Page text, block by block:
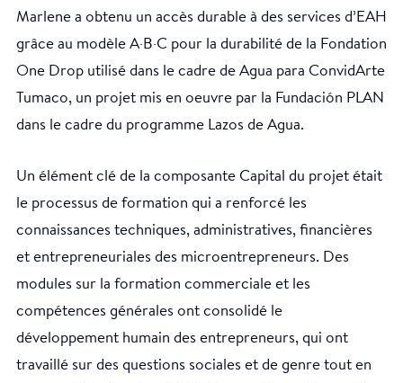
Marlene a obtenu un accès durable à des services d’EAH
grâce au modèle A∙B∙C pour la durabilité de la Fondation
One Drop utilisé dans le cadre de Agua para ConvidArte
Tumaco, un projet mis en oeuvre par la Fundación PLAN
dans le cadre du programme Lazos de Agua.
Un élément clé de la composante Capital du projet était
le processus de formation qui a renforcé les
connaissances techniques, administratives, financières
et entrepreneuriales des microentrepreneurs. Des
modules sur la formation commerciale et les
compétences générales ont consolidé le
développement humain des entrepreneurs, qui ont
travaillé sur des questions sociales et de genre tout en